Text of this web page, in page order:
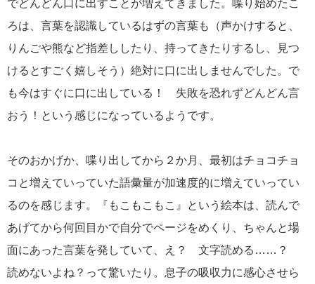
でどんどん口に出すことが増えてきました。喋り始めたこ
ろは、言葉を認識しているはずの言葉も（声かけすると、
りんごや熊など指差ししたり、持ってきたりするし、見つ
けるとすごく嬉しそう）絶対に口に出しませんでした。で
も今はすぐに口に出している！ 失敗を恐れずどんどん言
おう！という感じになっているようです。
そのおかげか、喋り出してから２か月、最初はチョコチョ
コと増えていっていた語彙量が加速度的に増えていってい
るのを感じます。『もこもこもこ』という絵本は、読んで
あげてから何回目かで自分でページをめくり、ちゃんと場
面にあった言葉を発していて、え？ 文字読める……？
読めないよね？って驚いたり。息子の吸収力に感心させら